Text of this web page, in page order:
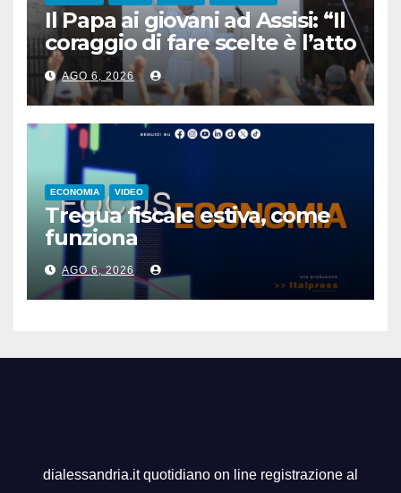
Il Papa ai giovani ad Assisi: “Il
coraggio di fare scelte è l’atto
più rivoluzionario”
AGO 6, 2026
ECONOMIA VIDEO
Tregua fiscale estiva, come
funziona
AGO 6, 2026
dialessandria.it quotidiano on line registrazione al